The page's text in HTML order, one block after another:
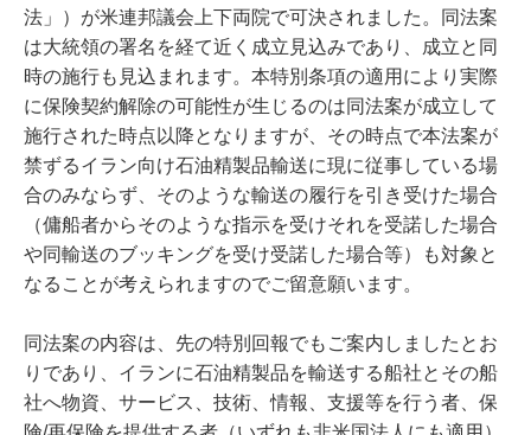
法」）が米連邦議会上下両院で可決されました。同法案
は大統領の署名を経て近く成立見込みであり、成立と同
時の施行も見込まれます。本特別条項の適用により実際
に保険契約解除の可能性が生じるのは同法案が成立して
施行された時点以降となりますが、その時点で本法案が
禁ずるイラン向け石油精製品輸送に現に従事している場
合のみならず、そのような輸送の履行を引き受けた場合
（傭船者からそのような指示を受けそれを受諾した場合
や同輸送のブッキングを受け受諾した場合等）も対象と
なることが考えられますのでご留意願います。
同法案の内容は、先の特別回報でもご案内しましたとお
りであり、イランに石油精製品を輸送する船社とその船
社へ物資、サービス、技術、情報、支援等を行う者、保